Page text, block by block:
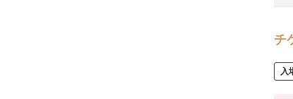
チ
入